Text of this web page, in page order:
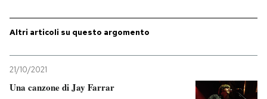
NEWSLETTER
I MIEI PREFERITI
Altri articoli su questo argomento
21/10/2021
Una canzone di Jay Farrar